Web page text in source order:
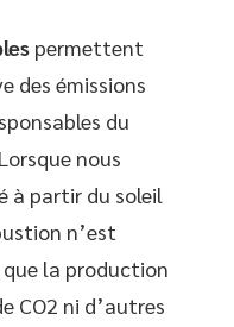
permettent
des émissions
du
nous
à partir du soleil
n’est
que la production
CO2 ni d’autres